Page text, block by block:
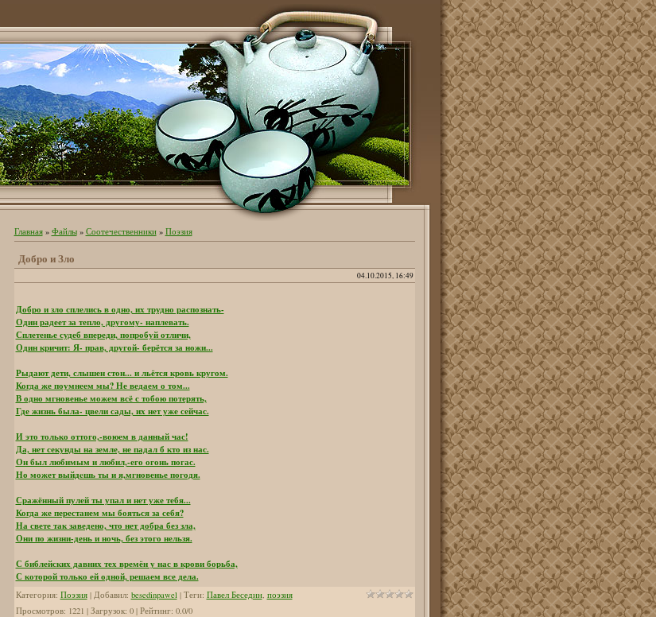
Главная» Файлы» Соотечественники» Поэзия
Добро и Зло
04.10.2015, 16:49
Добро и зло сплелись в одно, их трудно распознать-
Один радеет за тепло, другому- наплевать.
Сплетенье судеб впереди, попробуй отличи,
Один кричит: Я- прав, другой- берётся за ножи...
Рыдают дети, слышен стон... и льётся кровь кругом.
Когда же поумнеем мы? Не ведаем о том...
В одно мгновенье можем всё с тобою потерять,
Где жизнь была- цвели сады, их нет уже сейчас.
И это только оттого,-воюем в данный час!
Да, нет секунды на земле, не падал б кто из нас.
Он был любимым и любил,-его огонь погас.
Но может выйдeшь ты и я,мгновенье погодя.
Сражённый пулей ты упал и нет уже тебя...
Когда же перестанем мы бояться за себя?
На свете так заведено, что нет добра без зла,
Они по жизни-день и ночь, без этого нельзя.
С библейских давних тех времён у нас в крови борьба,
С которой только ей одной, решаем все дела.
Категория: Поэзия| Добавил: besedinpawel | Теги: Павел Беседин, поэзия
Просмотров: 1221 | Загрузок: 0 | Рейтинг: 0.0/0